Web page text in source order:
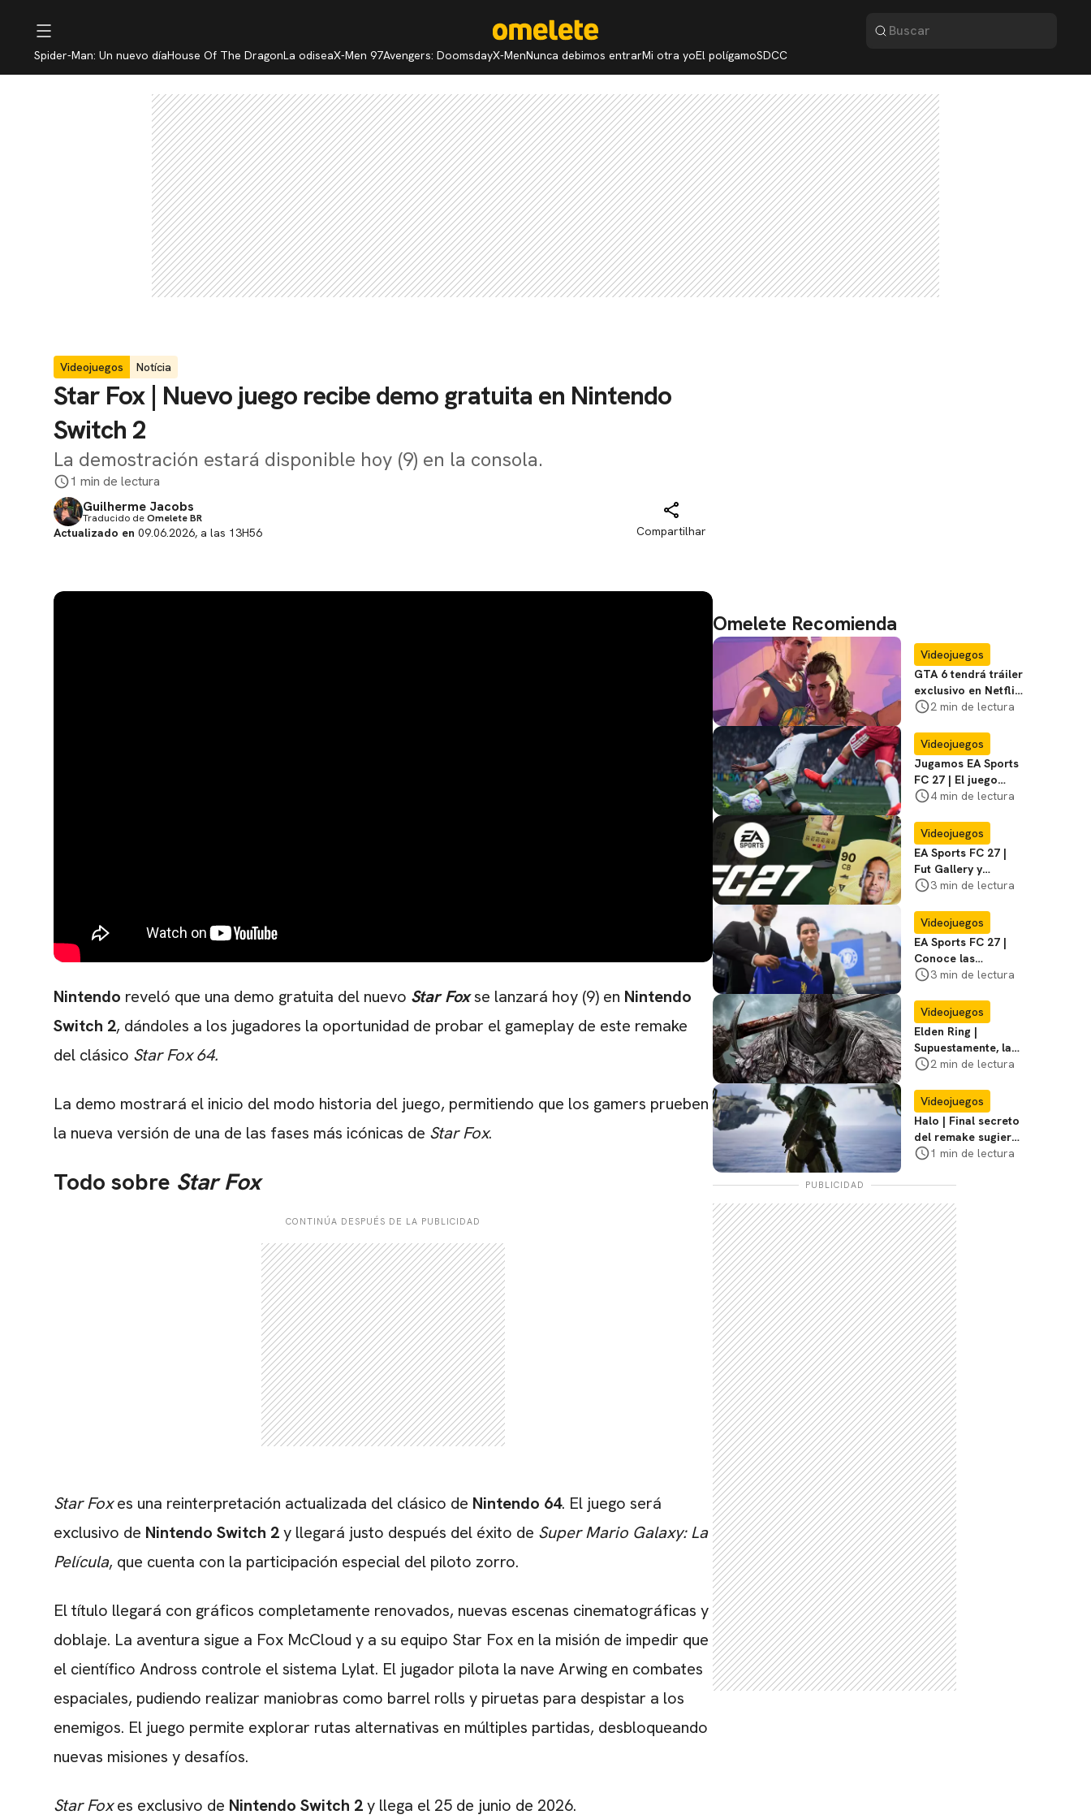
Spider-Man: Un nuevo díaHouse Of The DragonLa odiseaX-Men 97Avengers: DoomsdayX-MenNunca debimos entrarMi otra yoEl polígamoSDCC
Videojuegos Notícia
Star Fox | Nuevo juego recibe demo gratuita en Nintendo
Switch 2
La demostración estará disponible hoy (9) en la consola.
1 min de lectura
Guilherme Jacobs
Traducido deOmelete BR
Actualizado en 09.06.2026, a las 13H56 Compartilhar
Nintendo reveló que una demo gratuita del nuevo Star Foxse lanzará hoy (9) en Nintendo
Switch 2, dándoles a los jugadores la oportunidad de probar el gameplay de este remake
del clásico Star Fox 64.
La demo mostrará el inicio del modo historia del juego, permitiendo que los gamers prueben
la nueva versión de una de las fases más icónicas de Star Fox.
Todo sobre Star Fox
CONTINÚA DESPUÉS DE LA PUBLICIDAD
Star Foxes una reinterpretación actualizada del clásico de Nintendo 64. El juego será
exclusivo de Nintendo Switch 2y llegará justo después del éxito de Super Mario Galaxy: La
Película, que cuenta con la participación especial del piloto zorro.
El título llegará con gráficos completamente renovados, nuevas escenas cinematográficas y
doblaje. La aventura sigue a Fox McCloud y a su equipo Star Fox en la misión de impedir que
el científico Andross controle el sistema Lylat. El jugador pilota la nave Arwing en combates
espaciales, pudiendo realizar maniobras como barrel rolls y piruetas para despistar a los
enemigos. El juego permite explorar rutas alternativas en múltiples partidas, desbloqueando
nuevas misiones y desafíos.
Star Foxes exclusivo de Nintendo Switch 2y llega el 25 de junio de 2026.
Omelete Recomienda
Videojuegos
GTA 6 tendrá tráiler
exclusivo en Netflix:
te contamos
2 min de lectura
Videojuegos
Jugamos EA Sports
FC 27 | El juego
cumple sus
algunos excesos
4 min de lectura
Videojuegos
EA Sports FC 27 |
Fut Gallery y
principales
cambios
3 min de lectura
Videojuegos
EA Sports FC 27 |
Conoce las
novedades y
Carrera
3 min de lectura
Videojuegos
Elden Ring |
Supuestamente, la
versión live-action
su rodaje
2 min de lectura
Videojuegos
Halo | Final secreto
del remake sugiere
relanzamiento de
1 min de lectura
PUBLICIDAD